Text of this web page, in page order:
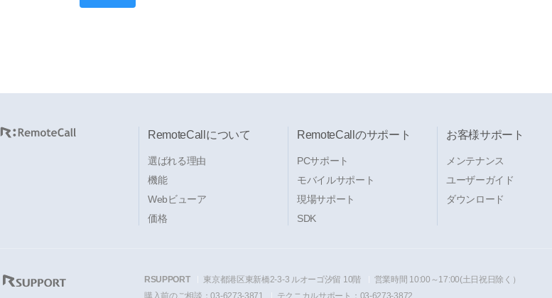
RemoteCallについて
選ばれる理由
機能
Webビューア
価格
RemoteCallのサポート
PCサポート
モバイルサポート
現場サポート
SDK
お客様サポート
メンテナンス
ユーザーガイド
ダウンロード
RSUPPORT 東京都港区東新橋2-3-3 ルオーゴ汐留 10階
営業時間 10:00～17:00(土日祝日除く）
購入前のご相談：03-6273-3871
テクニカルサポート：03-6273-3872